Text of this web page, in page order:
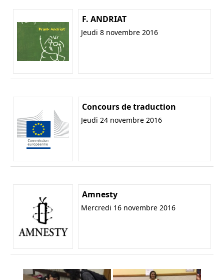
F. ANDRIAT
Jeudi 8 novembre 2016
Concours de traduction
Jeudi 24 novembre 2016
Amnesty
Mercredi 16 novembre 2016